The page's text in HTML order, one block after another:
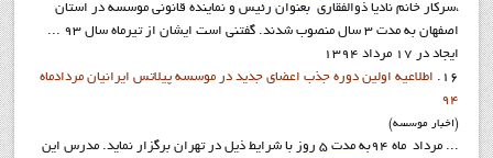
،سرکار خانم ناديا ذوالفقاري بعنوان رئيس و نماينده قانوني موسسه در استان
اصفهان به مدت 3 سال منصوب شدند. گفتني است ايشان از تيرماه سال 93 ...
ایجاد در 17 مرداد 1394
16.
اطلاعيه اولين دوره جذب اعضاي جديد در موسسه پيلاتس ايرانيان مردادماه
94
(اخبار موسسه)
... مرداد ماه 94به مدت 5 روز با شرايط ذيل در تهران برگزار نمايد. مدرس اين